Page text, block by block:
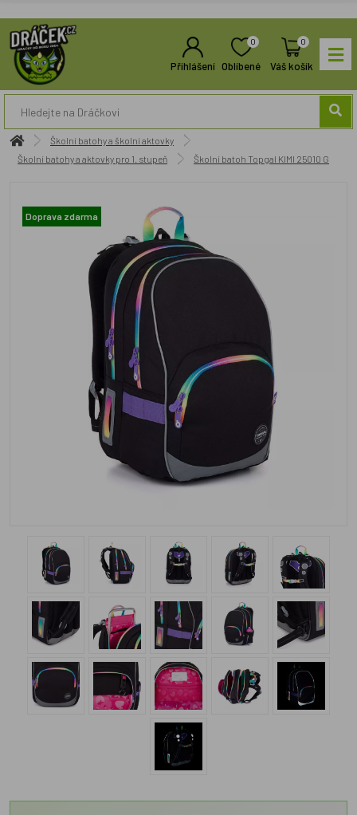
Přihlášení
0
Oblíbené
0
Váš košík
Školní batohy a školní aktovky
Školní batohy a aktovky pro 1. stupeň
Školní batoh Topgal KIMI 25010 G
Doprava zdarma